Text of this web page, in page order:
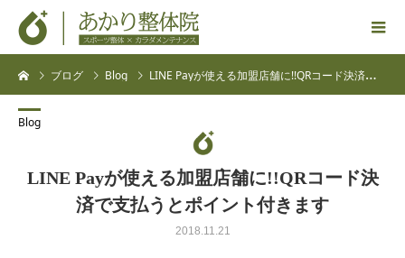
ブログ Blog LINE Payが使える加盟店舗に!!QRコード決済で支払うとポイント付きます
Blog
LINE Payが使える加盟店舗に!!QRコード決
済で支払うとポイント付きます
2018.11.21